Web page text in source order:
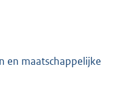
en maatschappelijke